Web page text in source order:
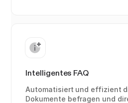
Intelligentes FAQ
Automatisiert und effizient
Dokumente befragen und